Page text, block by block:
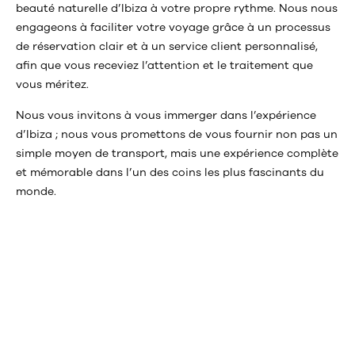
beauté naturelle d’Ibiza à votre propre rythme. Nous nous
engageons à faciliter votre voyage grâce à un processus
de réservation clair et à un service client personnalisé,
afin que vous receviez l’attention et le traitement que
vous méritez.
Nous vous invitons à vous immerger dans l’expérience
d’Ibiza ; nous vous promettons de vous fournir non pas un
simple moyen de transport, mais une expérience complète
et mémorable dans l’un des coins les plus fascinants du
monde.